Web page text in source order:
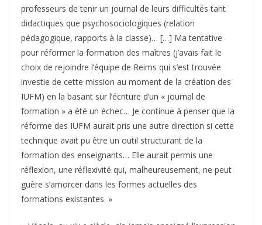
professeurs de tenir un journal de leurs difficultés tant
didactiques que psychosociologiques (relation
pédagogique, rapports à la classe)… […] Ma tentative
pour réformer la formation des maîtres (j’avais fait le
choix de rejoindre l’équipe de Reims qui s’est trouvée
investie de cette mission au moment de la création des
IUFM) en la basant sur l’écriture d’un « journal de
formation » a été un échec… Je continue à penser que la
réforme des IUFM aurait pris une autre direction si cette
technique avait pu être un outil structurant de la
formation des enseignants… Elle aurait permis une
réflexion, une réflexivité qui, malheureusement, ne peut
guère s’amorcer dans les formes actuelles des
formations existantes. »